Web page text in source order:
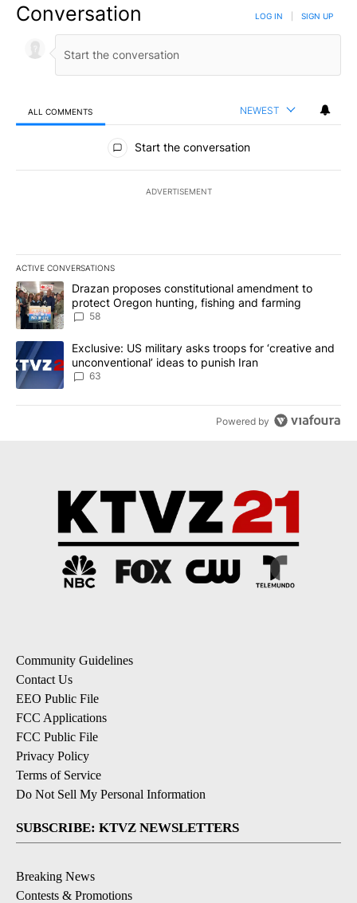
Conversation LOG IN SIGN UP
ALL COMMENTS NEWEST
All Comments
Start the conversation
ADVERTISEMENT
ACTIVE CONVERSATIONS
The following is a list of the most commented articles in the last
A trending article titled "Drazan proposes constitutional
Drazan proposes constitutional amendment to
protect Oregon hunting, fishing and farming
58
A trending article titled "Exclusive: US military asks troops for
Exclusive: US military asks troops for ‘creative and
unconventional’ ideas to punish Iran
63
Powered by
Community Guidelines
Contact Us
EEO Public File
FCC Applications
FCC Public File
Privacy Policy
Terms of Service
Do Not Sell My Personal Information
SUBSCRIBE: KTVZ NEWSLETTERS
Breaking News
Contests & Promotions